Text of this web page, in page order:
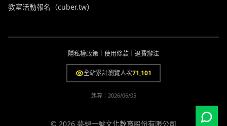
教室活動報名（cuber.tw）
隱私權政策 使用條款 退費辦法
全站累計瀏覽人次71,101
起算： 2026/06/05
© 2026 夢想一號文化教育股份有限公司